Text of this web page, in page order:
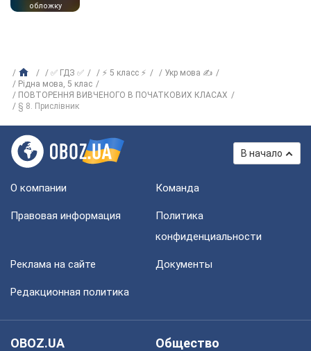
обложку
✅ ГДЗ ✅ ⚡ 5 класс ⚡
Укр мова ✍
Рiдна мова, 5 клас
ПОВТОРЕННЯ ВИВЧЕНОГО В ПОЧАТКОВИХ КЛАСАХ
§ 8. Прислівник
В начало
О компании Команда
Правовая информация
Политика
конфиденциальности
Реклама на сайте Документы
Редакционная политика
OBOZ.UA
Общество